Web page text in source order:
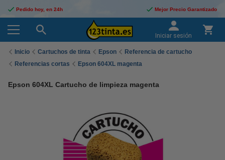
Pedido hoy, en 24h Mejor Precio Garantizado
Iniciar sesión
Inicio Cartuchos de tinta Epson
Referencia de cartucho
Referencias cortas
Epson 604XL magenta
Epson 604XL Cartucho de limpieza magenta